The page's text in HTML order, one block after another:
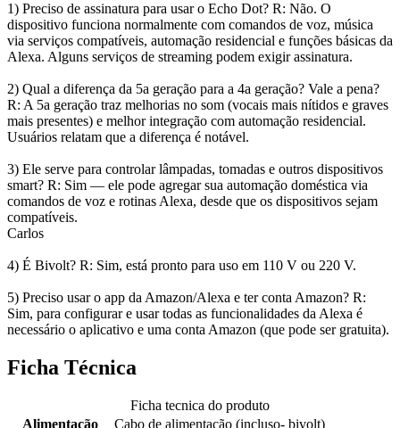
1) Preciso de assinatura para usar o Echo Dot? R: Não. O
dispositivo funciona normalmente com comandos de voz, música
via serviços compatíveis, automação residencial e funções básicas da
Alexa. Alguns serviços de streaming podem exigir assinatura.
2) Qual a diferença da 5a geração para a 4a geração? Vale a pena?
R: A 5a geração traz melhorias no som (vocais mais nítidos e graves
mais presentes) e melhor integração com automação residencial.
Usuários relatam que a diferença é notável.
3) Ele serve para controlar lâmpadas, tomadas e outros dispositivos
smart? R: Sim — ele pode agregar sua automação doméstica via
comandos de voz e rotinas Alexa, desde que os dispositivos sejam
compatíveis.
Carlos
4) É Bivolt? R: Sim, está pronto para uso em 110 V ou 220 V.
5) Preciso usar o app da Amazon/Alexa e ter conta Amazon? R:
Sim, para configurar e usar todas as funcionalidades da Alexa é
necessário o aplicativo e uma conta Amazon (que pode ser gratuita).
Ficha Técnica
Ficha tecnica do produto
Alimentação
Cabo de alimentação (incluso- bivolt)